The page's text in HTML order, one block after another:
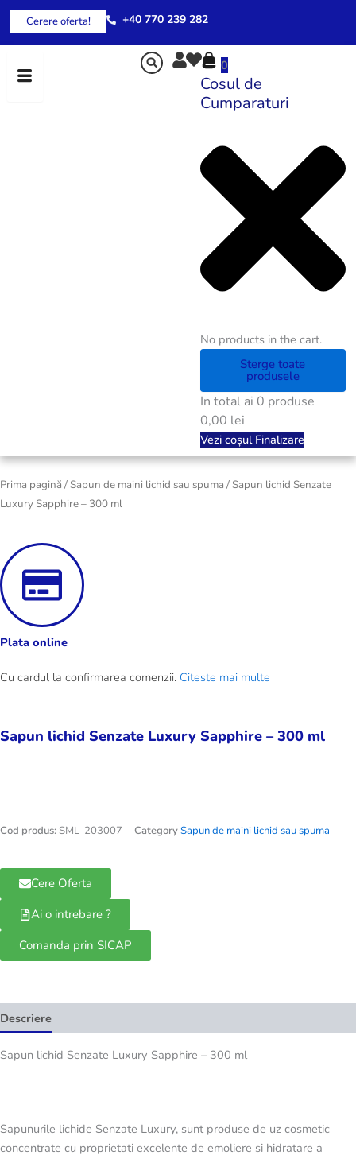
Skip
content
Cerere oferta! +40 770 239 282
0
Cosul de
Cumparaturi
No products in the cart.
Sterge toate
produsele
In total ai 0 produse
0,00 lei
Vezi coșul Finalizare
Prima pagină /Sapun de maini lichid sau spuma / Sapun lichid Senzate
Luxury Sapphire – 300 ml
Plata online
Cu cardul la confirmarea comenzii. Citeste mai multe
Sapun lichid Senzate Luxury Sapphire – 300 ml
Cod produs: SML-203007 CategorySapun de maini lichid sau spuma
Cere Oferta
Ai o intrebare ?
Comanda prin SICAP
Descriere
Sapun lichid Senzate Luxury Sapphire – 300 ml
Sapunurile lichide Senzate Luxury, sunt produse de uz cosmetic
concentrate cu proprietati excelente de emoliere si hidratare a